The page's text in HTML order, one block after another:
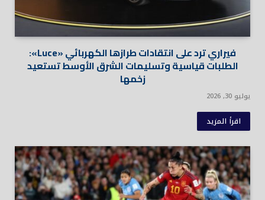
فيراري ترد على انتقادات طرازها الكهربائي «Luce»:
الطلبات قياسية وتسليمات الشرق الأوسط تستعيد
زخمها
يوليو 30, 2026
اقرأ المزيد